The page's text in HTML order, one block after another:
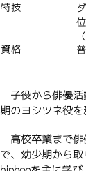
​特技
​資格
子役から俳優活
期のヨシツネ役を
高校卒業まで俳
で、幼少期から